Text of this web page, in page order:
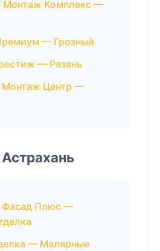
Монтаж Комплекс —
— Грозный
— Рязань
Монтаж Центр —
Фасад Плюс —
— Малярные